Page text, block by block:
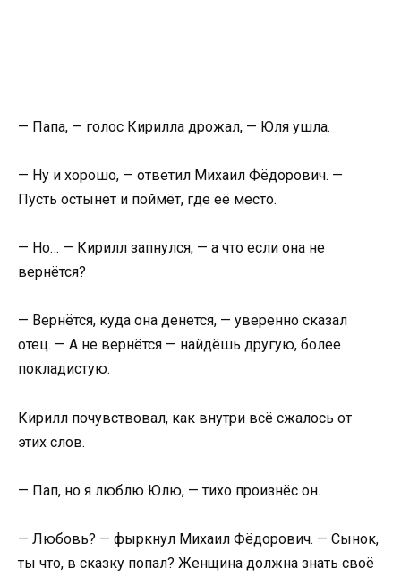
— Папа, — голос Кирилла дрожал, — Юля ушла.
— Ну и хорошо, — ответил Михаил Фёдорович. —
Пусть остынет и поймёт, где её место.
— Но… — Кирилл запнулся, — а что если она не
вернётся?
— Вернётся, куда она денется, — уверенно сказал
отец. — А не вернётся — найдёшь другую, более
покладистую.
Кирилл почувствовал, как внутри всё сжалось от
этих слов.
— Пап, но я люблю Юлю, — тихо произнёс он.
— Любовь? — фыркнул Михаил Фёдорович. — Сынок,
ты что, в сказку попал? Женщина должна знать своё